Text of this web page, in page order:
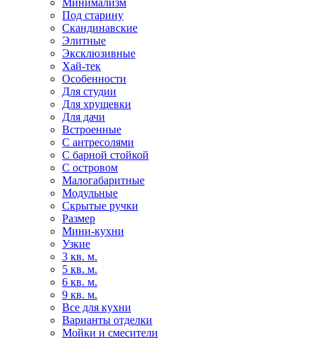
Минимализм
Под старину
Скандинавские
Элитные
Эксклюзивные
Хай-тек
Особенности
Для студии
Для хрущевки
Для дачи
Встроенные
С антресолями
С барной стойкой
С островом
Малогабаритные
Модульные
Скрытые ручки
Размер
Мини-кухни
Узкие
3 кв. м.
5 кв. м.
6 кв. м.
9 кв. м.
Все для кухни
Варианты отделки
Мойки и смесители